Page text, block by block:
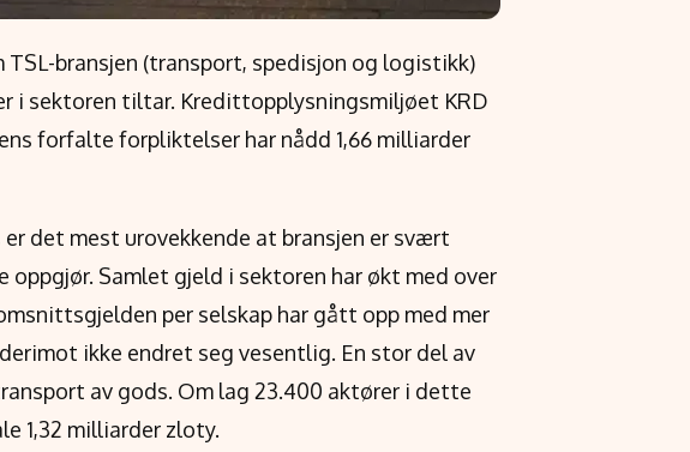
TSL-bransjen (transport, spedisjon og logistikk)
i sektoren tiltar. Kredittopplysningsmiljøet KRD
forfalte forpliktelser har nådd 1,66 milliarder
er det mest urovekkende at bransjen er svært
Samlet gjeld i sektoren har økt med over
per selskap har gått opp med mer
ikke endret seg vesentlig. En stor del av
av gods. Om lag 23.400 aktører i dette
1,32 milliarder zloty.